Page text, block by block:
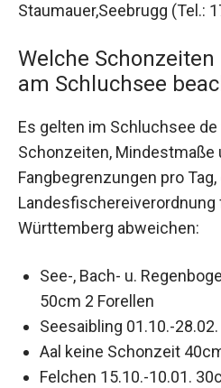
Staumauer,Seebrugg (Tel.:
Welche
am Schluchsee
Es gelten im Schluchsee
Schonzeiten, Mindestmaße
Fangbegrenzungen pro
Landesfischereiverordnung
Württemberg abweichen:
See-, Bach- u.
50cm 2 Forellen
Seesaibling 01.10.-
Aal keine Schonzeit
Felchen 15.10.-10.01.